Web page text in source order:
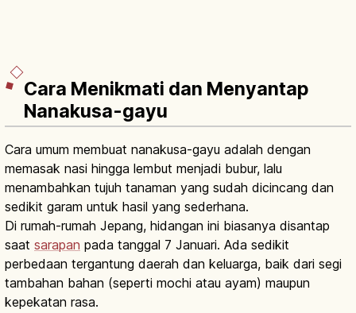
Cara Menikmati dan Menyantap
Nanakusa-gayu
Cara umum membuat nanakusa-gayu adalah dengan
memasak nasi hingga lembut menjadi bubur, lalu
menambahkan tujuh tanaman yang sudah dicincang dan
sedikit garam untuk hasil yang sederhana.
Di rumah-rumah Jepang, hidangan ini biasanya disantap
saat sarapan pada tanggal 7 Januari. Ada sedikit
perbedaan tergantung daerah dan keluarga, baik dari segi
tambahan bahan (seperti mochi atau ayam) maupun
kepekatan rasa.